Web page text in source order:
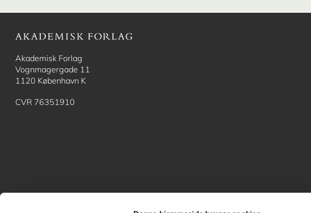
Akademisk Forlag
Vognmagergade 11
1120 København K
CVR 76351910